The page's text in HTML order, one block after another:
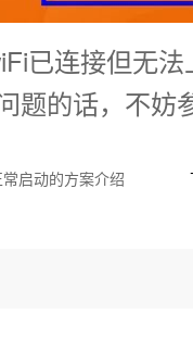
已连接但无
题的话，不妨
启动的方案介绍